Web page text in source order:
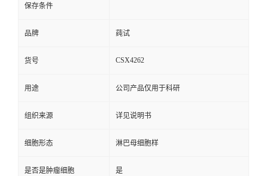
保存条件
品牌 莼试
货号 CSX4262
用途 公司产品仅用于科研
组织来源 详见说明书
细胞形态 淋巴母细胞样
是否是肿瘤细胞 是